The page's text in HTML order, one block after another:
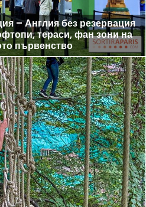
– Англия без резервация
тераси, фан зони на
първенство